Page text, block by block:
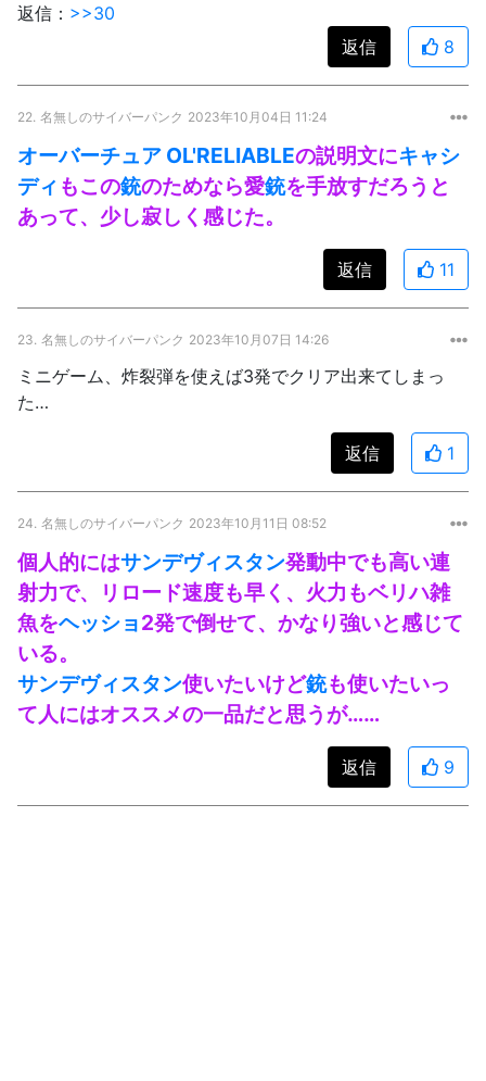
返信： >>30
返信
8
22. 名無しのサイバーパンク 2023年10月04日 11:24
オーバーチュア OL'RELIABLEの説明文にキャシ
ディ もこの銃のためなら愛銃を手放すだろうと
あって、少し寂しく感じた。
返信 11
23. 名無しのサイバーパンク 2023年10月07日 14:26
ミニゲーム、炸裂弾を使えば3発でクリア出来てしまっ
た…
返信 1
24. 名無しのサイバーパンク 2023年10月11日 08:52
個人的にはサンデヴィスタン発動中でも高い連
射力で、リロード速度も早く、火力もベリハ雑
魚をヘッショ2発で倒せて、かなり強いと感じて
いる。
サンデヴィスタン使いたいけど銃も使いたいっ
て人にはオススメの一品だと思うが……
返信 9